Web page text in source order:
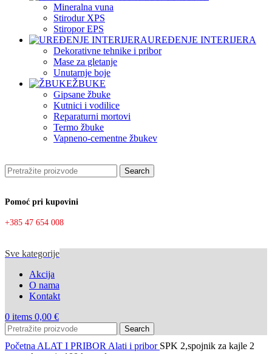
Mineralna vuna
Stirodur XPS
Stiropor EPS
UREĐENJE INTERIJERA
Dekorativne tehnike i pribor
Mase za gletanje
Unutarnje boje
ŽBUKE
Gipsane žbuke
Kutnici i vodilice
Reparaturni mortovi
Termo žbuke
Vapneno-cementne žbukev
Search
Pomoć pri kupovini
+385 47 654 008
Sve kategorije
Akcija
O nama
Kontakt
0 items 0,00 €
Search
Početna ALAT I PRIBOR Alati i pribor SPK 2,spojnik za kajle 2